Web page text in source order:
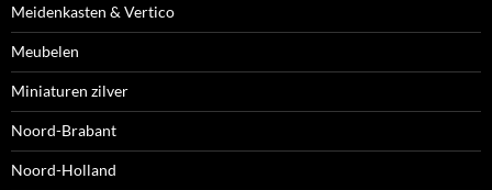
Meidenkasten & Vertico
Meubelen
Miniaturen zilver
Noord-Brabant
Noord-Holland